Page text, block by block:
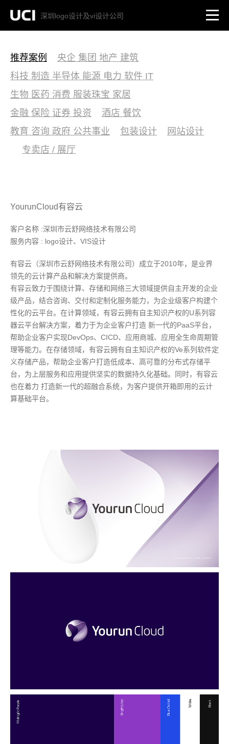
深圳logo设计及vi设计公司
推荐案例
央企 集团 地产 建筑
科技 制造 半导体 能源 电力 软件 IT
生物 医药 消费 服装珠宝 家居
金融 保险 证券 投资
酒店 餐饮
教育 咨询 政府 公共事业
包装设计
网站设计
专卖店 / 展厅
YourunCloud有容云
客户名称 :深圳市云舒网络技术有限公司
服务内容 : logo设计、VIS设计
有容云（深圳市云舒网络技术有限公司）成立于2010年，是业界
领先的云计算产品和解决方案提供商。
有容云致力于围绕计算、存储和网络三大领域提供自主开发的企业
级产品，结合咨询、交付和定制化服务能力，为企业级客户构建个
性化的云平台。在计算领域，有容云拥有自主知识产权的U系列容
器云平台解决方案，着力于为企业客户打造 新一代的PaaS平台，
帮助企业客户实现DevOps、CICD、应用商城、应用全生命周期管
理等能力。在存储领域，有容云拥有自主知识产权的Ve系列软件定
义存储产品，帮助企业客户打造低成本、高可靠的分布式存储平
台，为上层服务和应用提供坚实的数据持久化基础。同时，有容云
也在着力 打造新一代的超融合系统，为客户提供开箱即用的云计
算基础平台。